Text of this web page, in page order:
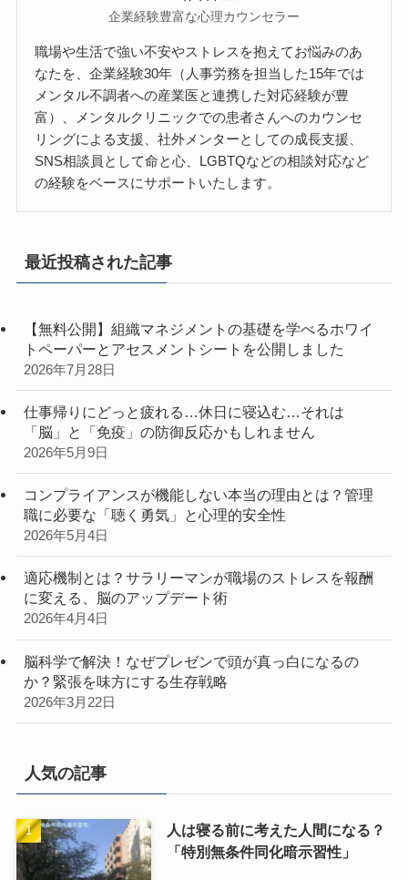
企業経験豊富な心理カウンセラー
職場や生活で強い不安やストレスを抱えてお悩みのあ
なたを、企業経験30年（人事労務を担当した15年では
メンタル不調者への産業医と連携した対応経験が豊
富）、メンタルクリニックでの患者さんへのカウンセ
リングによる支援、社外メンターとしての成長支援、
SNS相談員として命と心、LGBTQなどの相談対応など
の経験をベースにサポートいたします。
最近投稿された記事
【無料公開】組織マネジメントの基礎を学べるホワイ
トペーパーとアセスメントシートを公開しました
2026年7月28日
仕事帰りにどっと疲れる…休日に寝込む…それは
「脳」と「免疫」の防御反応かもしれません
2026年5月9日
コンプライアンスが機能しない本当の理由とは？管理
職に必要な「聴く勇気」と心理的安全性
2026年5月4日
適応機制とは？サラリーマンが職場のストレスを報酬
に変える、脳のアップデート術
2026年4月4日
脳科学で解決！なぜプレゼンで頭が真っ白になるの
か？緊張を味方にする生存戦略
2026年3月22日
人気の記事
人は寝る前に考えた人間になる？
「特別無条件同化暗示習性」